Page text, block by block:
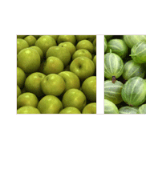
Allgemein